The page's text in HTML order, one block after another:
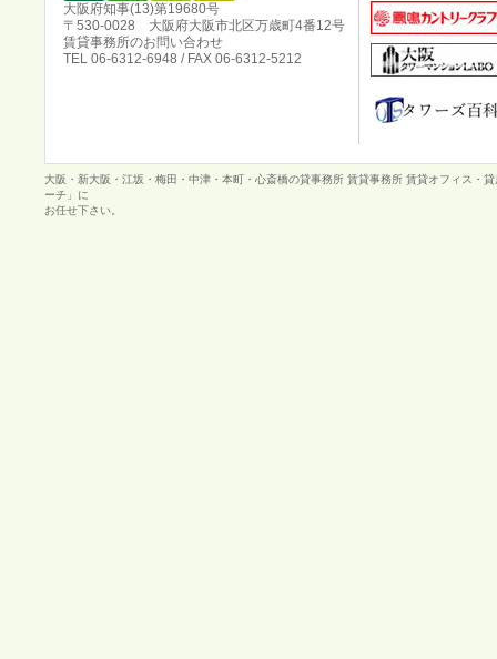
大阪府知事(13)第19680号
〒530-0028 大阪府大阪市北区万歳町4番12号
賃貸事務所のお問い合わせ
TEL 06-6312-6948 / FAX 06-6312-5212
大阪・新大阪・江坂・梅田・中津・本町・心斎橋の貸事務所 賃貸事務所 賃貸オフィス・
ーチ」に
お任せ下さい。